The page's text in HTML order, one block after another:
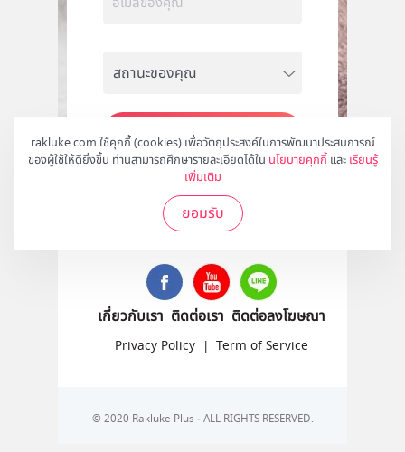
rakluke.com ใช้คุกกี้ (cookies) เพื่อวัตถุประสงค์ในการพัฒนาประสบการณ์
ของผู้ใช้ให้ดียิ่งขึ้น ท่านสามารถศึกษารายละเอียดได้ใน นโยบายคุกกี้ และ เรียนรู้
เพิ่มเติม
ยอมรับ
สมัคร
ติดตามเราได้ที่
เกี่ยวกับเรา ติดต่อเรา ติดต่อลงโฆษณา
Privacy Policy | Term of Service
© 2020 Rakluke Plus - ALL RIGHTS RESERVED.